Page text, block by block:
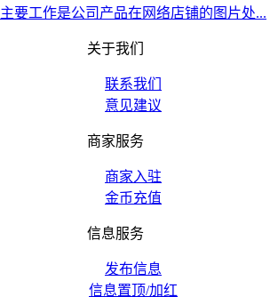
主要工作是公司产品在网络店铺的图片处...
关于我们
联系我们
意见建议
商家服务
商家入驻
金币充值
信息服务
发布信息
信息置顶/加红